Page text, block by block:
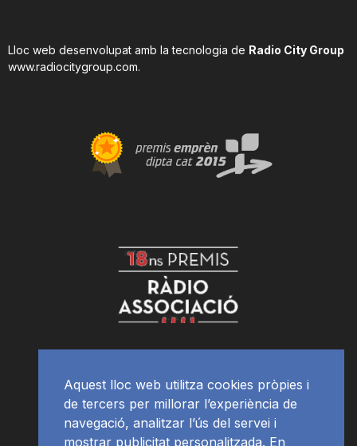
Lloc web desenvolupat amb la tecnologia de Radio City Group
www.radiocitygroup.com.
Aquest lloc web utilitza cookies pròpies i
de tercers per millorar l’experiència de
navegació, analitzar l’ús del servei i
mostrar publicitat personalitzada. En